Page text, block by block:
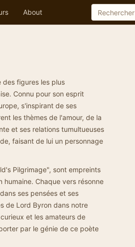
About
des figures les plus
Connu pour son esprit
s'inspirant de ses
les thèmes de l'amour, de la
et ses relations tumultueuses
faisant de lui un personnage
Pilgrimage", sont empreints
Chaque vers résonne
ses pensées et ses
de Lord Byron dans notre
et les amateurs de
par le génie de ce poète